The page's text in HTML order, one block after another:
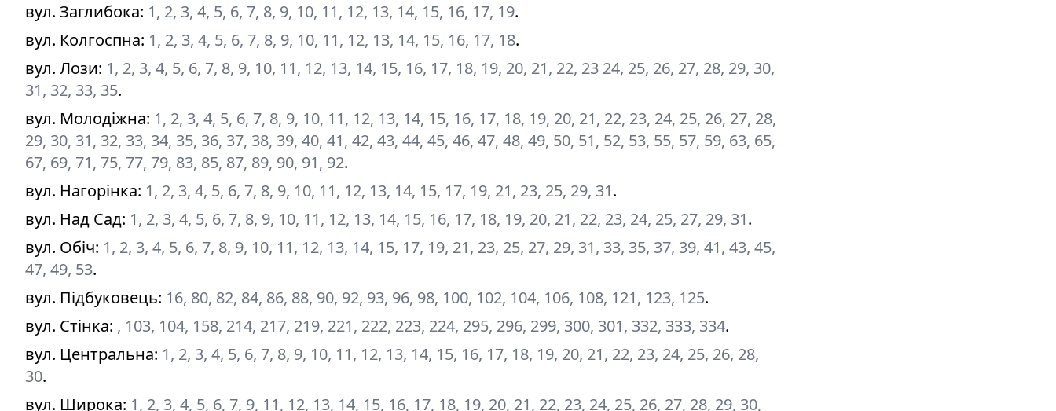
вул. Заглибока: 1, 2, 3, 4, 5, 6, 7, 8, 9, 10, 11, 12, 13, 14, 15, 16, 17, 19.
вул. Колгоспна: 1, 2, 3, 4, 5, 6, 7, 8, 9, 10, 11, 12, 13, 14, 15, 16, 17, 18.
вул. Лози: 1, 2, 3, 4, 5, 6, 7, 8, 9, 10, 11, 12, 13, 14, 15, 16, 17, 18, 19, 20, 21, 22, 23 24, 25, 26, 27, 28, 29, 30,
31, 32, 33, 35.
вул. Молодіжна: 1, 2, 3, 4, 5, 6, 7, 8, 9, 10, 11, 12, 13, 14, 15, 16, 17, 18, 19, 20, 21, 22, 23, 24, 25, 26, 27, 28,
29, 30, 31, 32, 33, 34, 35, 36, 37, 38, 39, 40, 41, 42, 43, 44, 45, 46, 47, 48, 49, 50, 51, 52, 53, 55, 57, 59, 63, 65,
67, 69, 71, 75, 77, 79, 83, 85, 87, 89, 90, 91, 92.
вул. Нагорінка: 1, 2, 3, 4, 5, 6, 7, 8, 9, 10, 11, 12, 13, 14, 15, 17, 19, 21, 23, 25, 29, 31.
вул. Над Сад: 1, 2, 3, 4, 5, 6, 7, 8, 9, 10, 11, 12, 13, 14, 15, 16, 17, 18, 19, 20, 21, 22, 23, 24, 25, 27, 29, 31.
вул. Обіч: 1, 2, 3, 4, 5, 6, 7, 8, 9, 10, 11, 12, 13, 14, 15, 17, 19, 21, 23, 25, 27, 29, 31, 33, 35, 37, 39, 41, 43, 45,
47, 49, 53.
вул. Підбуковець: 16, 80, 82, 84, 86, 88, 90, 92, 93, 96, 98, 100, 102, 104, 106, 108, 121, 123, 125.
вул. Стінка: , 103, 104, 158, 214, 217, 219, 221, 222, 223, 224, 295, 296, 299, 300, 301, 332, 333, 334.
вул. Центральна: 1, 2, 3, 4, 5, 6, 7, 8, 9, 10, 11, 12, 13, 14, 15, 16, 17, 18, 19, 20, 21, 22, 23, 24, 25, 26, 28,
30.
вул. Широка: 1, 2, 3, 4, 5, 6, 7, 9, 11, 12, 13, 14, 15, 16, 17, 18, 19, 20, 21, 22, 23, 24, 25, 26, 27, 28, 29, 30,